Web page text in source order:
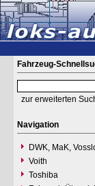
Fahrzeug-
zur erweiterten
Navigation
DWK, MaK,
Voith
Toshiba